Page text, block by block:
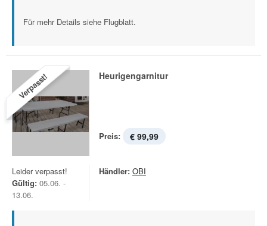
Für mehr Details siehe Flugblatt.
Verpasst! Heurigengarnitur
Preis: € 99,99
Leider verpasst!
Gültig: 05.06. -
13.06.
Händler: OBI